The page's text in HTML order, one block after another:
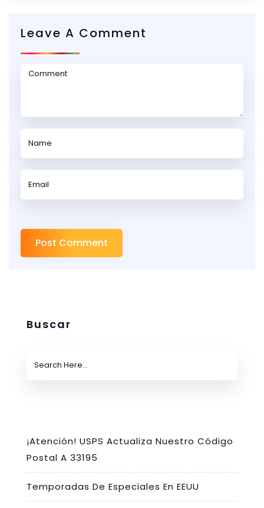
Leave A Comment
Buscar
¡Atención! USPS Actualiza Nuestro Código
Postal A 33195
Temporadas De Especiales En EEUU